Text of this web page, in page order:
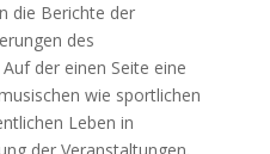
die Berichte der
des
der einen Seite eine
wie sportlichen
Leben in